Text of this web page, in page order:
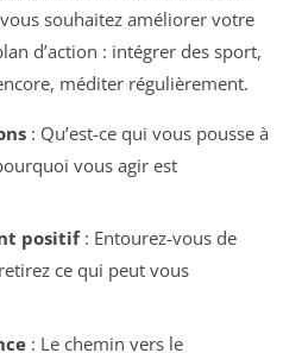
souhaitez améliorer votre
d’action : intégrer des sport,
méditer régulièrement.
: Qu’est-ce qui vous pousse à
vous agir est
positif: Entourez-vous de
ce qui peut vous
: Le chemin vers le